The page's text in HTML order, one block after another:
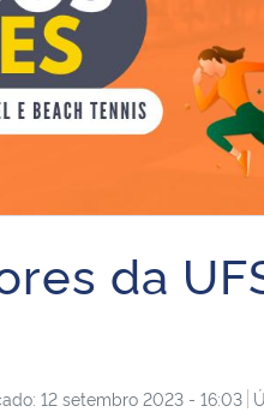
da
12 setembro 2023 - 16:03